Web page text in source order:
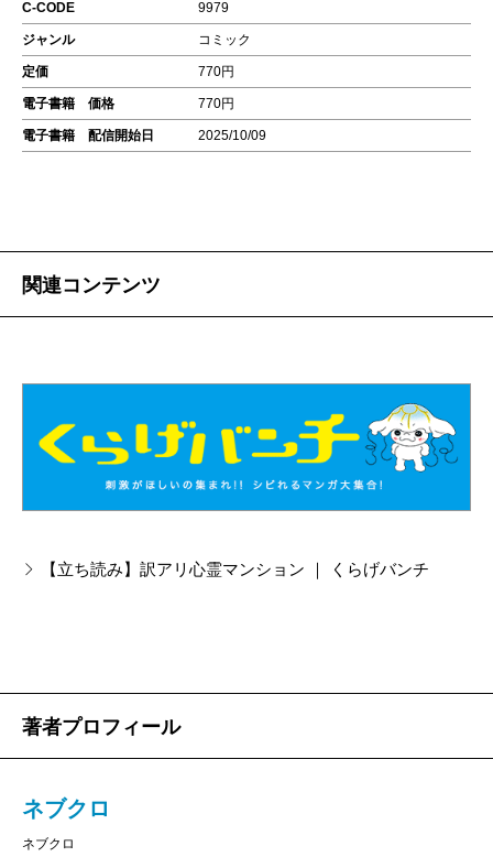
C-CODE 9979
ジャンル コミック
定価 770円
電子書籍 価格 770円
電子書籍 配信開始日 2025/10/09
関連コンテンツ
【立ち読み】訳アリ心霊マンション ｜ くらげバンチ
著者プロフィール
ネブクロ
ネブクロ